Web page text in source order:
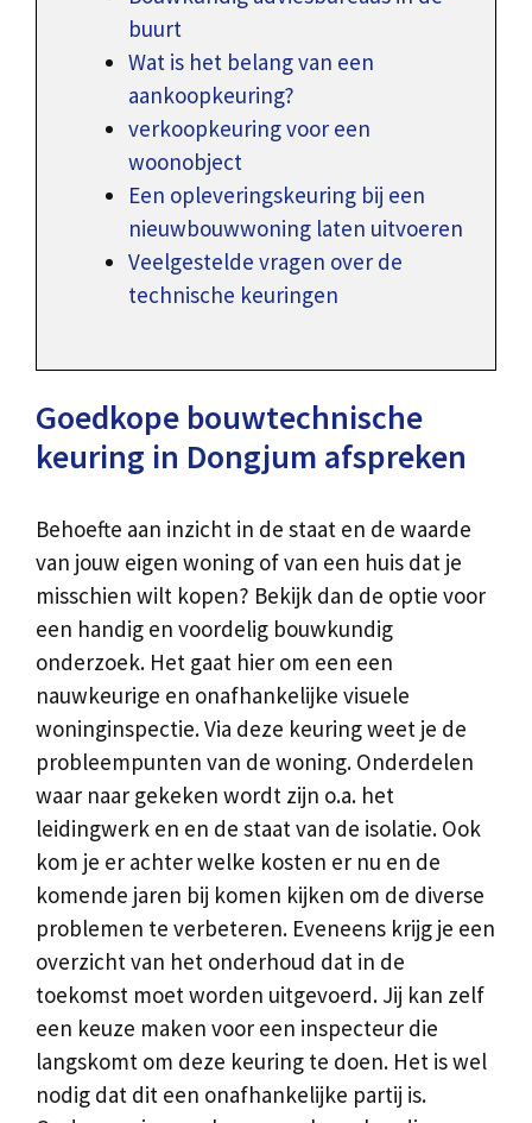
buurt
Wat is het belang van een
aankoopkeuring?
verkoopkeuring voor een
woonobject
Een opleveringskeuring bij een
nieuwbouwwoning laten uitvoeren
Veelgestelde vragen over de
technische keuringen
Goedkope bouwtechnische
keuring in Dongjum afspreken
Behoefte aan inzicht in de staat en de waarde
van jouw eigen woning of van een huis dat je
misschien wilt kopen? Bekijk dan de optie voor
een handig en voordelig bouwkundig
onderzoek. Het gaat hier om een een
nauwkeurige en onafhankelijke visuele
woninginspectie. Via deze keuring weet je de
probleempunten van de woning. Onderdelen
waar naar gekeken wordt zijn o.a. het
leidingwerk en en de staat van de isolatie. Ook
kom je er achter welke kosten er nu en de
komende jaren bij komen kijken om de diverse
problemen te verbeteren. Eveneens krijg je een
overzicht van het onderhoud dat in de
toekomst moet worden uitgevoerd. Jij kan zelf
een keuze maken voor een inspecteur die
langskomt om deze keuring te doen. Het is wel
nodig dat dit een onafhankelijke partij is.